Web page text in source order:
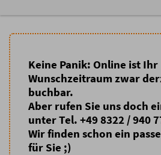
Keine Panik: Online ist Ihr
Wunschzeitraum zwar
buchbar.
Aber rufen Sie uns doch
unter Tel. +49 8322 / 940
Wir finden schon ein
für Sie ;)